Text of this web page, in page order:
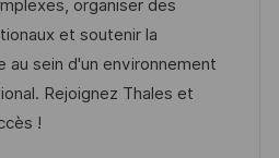
organiser des
et soutenir la
au sein d'un environnement
Rejoignez Thales et
!